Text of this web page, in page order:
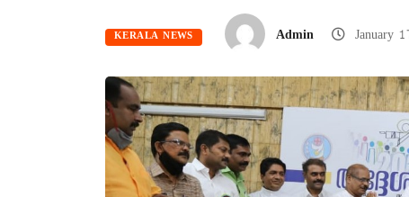
KERALA NEWS Admin January